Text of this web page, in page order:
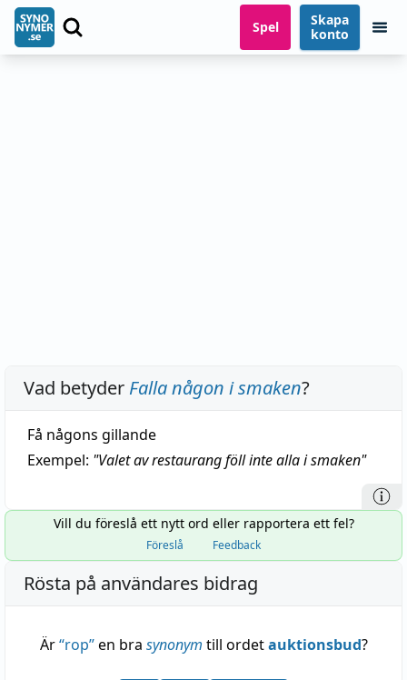
Spel
Skapa
konto
Vad betyder Falla någon i smaken?
Få någons gillande
Exempel: "Valet av restaurang föll inte alla i smaken"
Vill du föreslå ett nytt ord eller rapportera ett fel?
Föreslå Feedback
Rösta på användares bidrag
Är“rop”en bra synonym till ordetauktionsbud?